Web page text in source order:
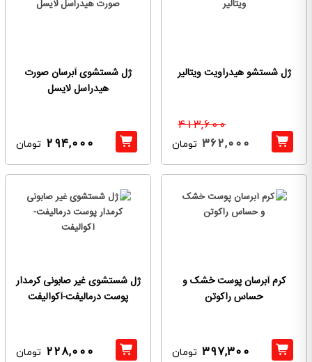
ژل شستشو هیدراویت ویتالیر
413,600
362,000 تومان
ژل شستشوی آبرسان صورت
هیدراسل لایسل
294,000 تومان
کرم آبرسان پوست خشک و
حساس راکوتن
397,300 تومان
ژل شستشوی غیر صابونی کرمدار
پوست درمالیفت-آکوالیفت
228,000 تومان